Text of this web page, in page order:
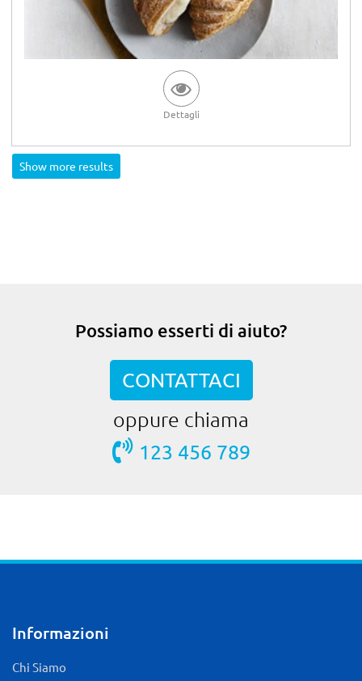
Dettagli
Show more results
Possiamo esserti di aiuto?
CONTATTACI
oppure chiama
123 456 789
Informazioni
Chi Siamo